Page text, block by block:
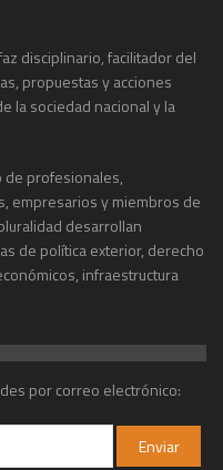
disciplinario, facilitador del
propuestas y acciones
la sociedad nacional y la
de profesionales,
empresarios y miembros de
desarrollan
de política exterior, derecho
infraestructura
por correo electrónico: